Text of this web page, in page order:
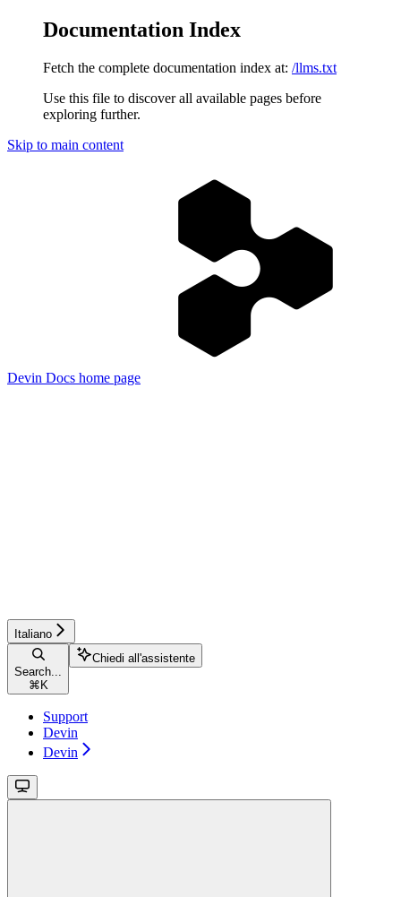
Documentation Index
Fetch the complete documentation index at: /llms.txt
Use this file to discover all available pages before
exploring further.
Skip to main content
Devin Docs home page
Italiano
Search...
⌘ K
Chiedi all'assistente
Support
Devin
Devin